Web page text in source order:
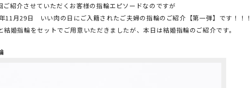
ご紹介させていただくお客様の指輪エピソードなのですが
11月29日 いい肉の日にご入籍されたご夫婦の指輪のご紹介【第一弾】です！！！
結婚指輪をセットでご用意いただきましたが、本日は結婚指輪のご紹介です。